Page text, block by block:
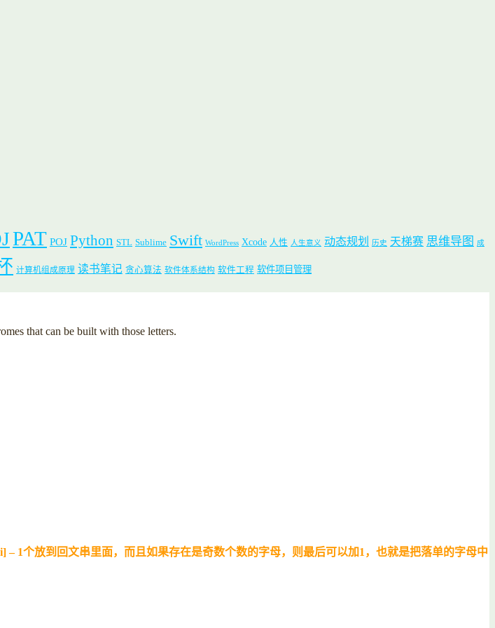
PAT POJ Python STL Sublime Swift WordPress Xcode 人性 人生意义 动态规划 历史 天梯赛 思维导图 成
计算机组成原理 读书笔记 贪心算法 软件体系结构 软件工程 软件项目管理
that can be built with those letters.
1个放到回文串里面，而且如果存在是奇数个数的字母，则最后可以加1，也就是把落单的字母中